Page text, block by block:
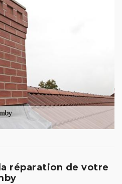
réparation de votre